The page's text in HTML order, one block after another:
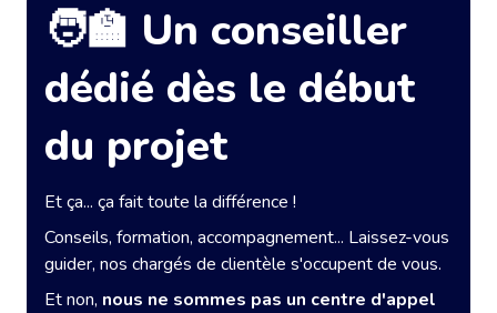
🧑‍🏫 Un conseiller
dédié dès le début
du projet
Et ça... ça fait toute la différence !
Conseils, formation, accompagnement... Laissez-vous
guider, nos chargés de clientèle s'occupent de vous.
Et non, nous ne sommes pas un centre d'appel